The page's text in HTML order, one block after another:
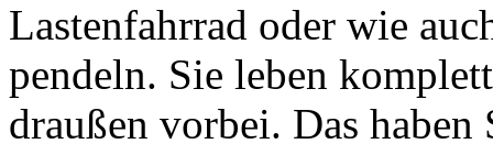
Lastenfahrrad oder wie
pendeln. Sie leben
draußen vorbei. Das haben